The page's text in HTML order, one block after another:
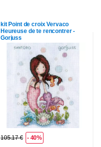
kit Point de croixVervaco
Heureuse de te rencontrer -
Gorjuss
105.17 € - 40%